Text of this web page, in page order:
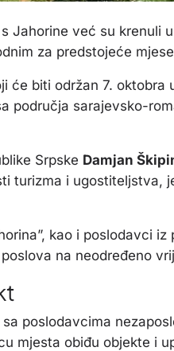
Jahorine već su krenuli
za predstojeće
će biti održan 7. oktobra
područja sarajevsko-
Srpske Damjan
turizma i ugostiteljstva,
kao i poslodavci
na neodređeno
poslodavcima
mjesta obiđu objekte i